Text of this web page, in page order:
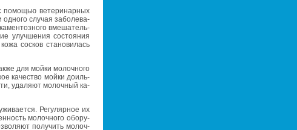
по­мо­щью ве­те­ри­нар­ных
слу­чая за­бо­ле­ва­
вме­ша­тель­
улуч­ше­ния со­сто­я­ния
сос­ков ста­но­ви­лась
для мойки мо­лоч­но­го
ка­че­ство мойки до­иль­
уда­ля­ют мо­лоч­ный ка­
Ре­гу­ляр­ное их
мо­лоч­но­го обо­ру­
по­лу­чить мо­лоч­